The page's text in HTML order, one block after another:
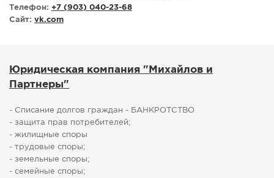
Телефон: +7 (903) 040-23-68
Сайт: vk.com
Юридическая компания "Михайлов и
Партнеры"
- Списание долгов граждан - БАНКРОТСТВО
- защита прав потребителей;
- жилищные споры
- трудовые споры;
- земельные споры;
- семейные споры;